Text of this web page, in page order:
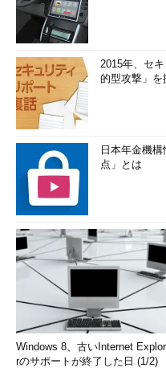
2015年、セ
的型攻撃」
日本年金機
点」とは
Windows 8、古いInternet
rのサポートが終了した日 (1/2)